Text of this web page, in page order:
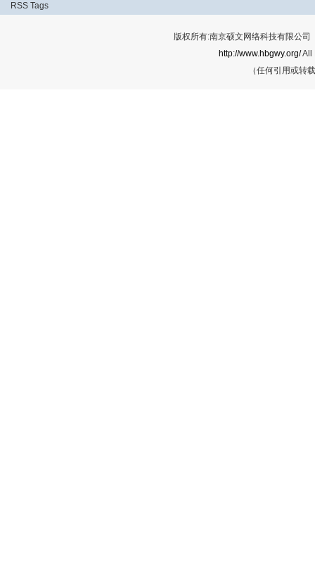
RSS Tags
版权所有:南京硕文网络科技有限公
http://www.hbgwy.org/All
（任何引用或转